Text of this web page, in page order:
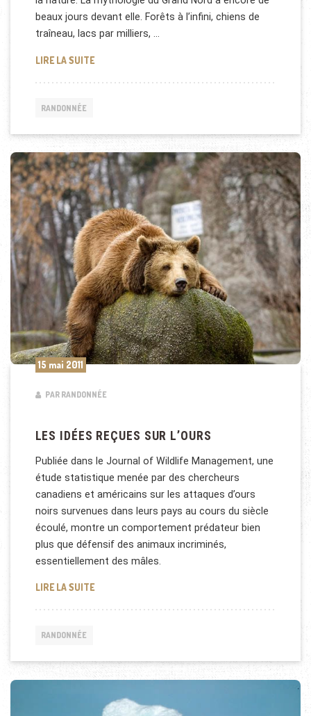
beaux jours devant elle. Forêts à l’infini, chiens de
traîneau, lacs par milliers, …
LIRE LA SUITECINDERELLA AU CANADA
RANDONNÉE
15 mai 2011
PAR RANDONNÉE
LES IDÉES REÇUES SUR L’OURS
Publiée dans le Journal of Wildlife Management, une
étude statistique menée par des chercheurs
canadiens et américains sur les attaques d’ours
noirs survenues dans leurs pays au cours du siècle
écoulé, montre un comportement prédateur bien
plus que défensif des animaux incriminés,
essentiellement des mâles.
LIRE LA SUITELES IDÉES REÇUES SUR L’OURS
RANDONNÉE